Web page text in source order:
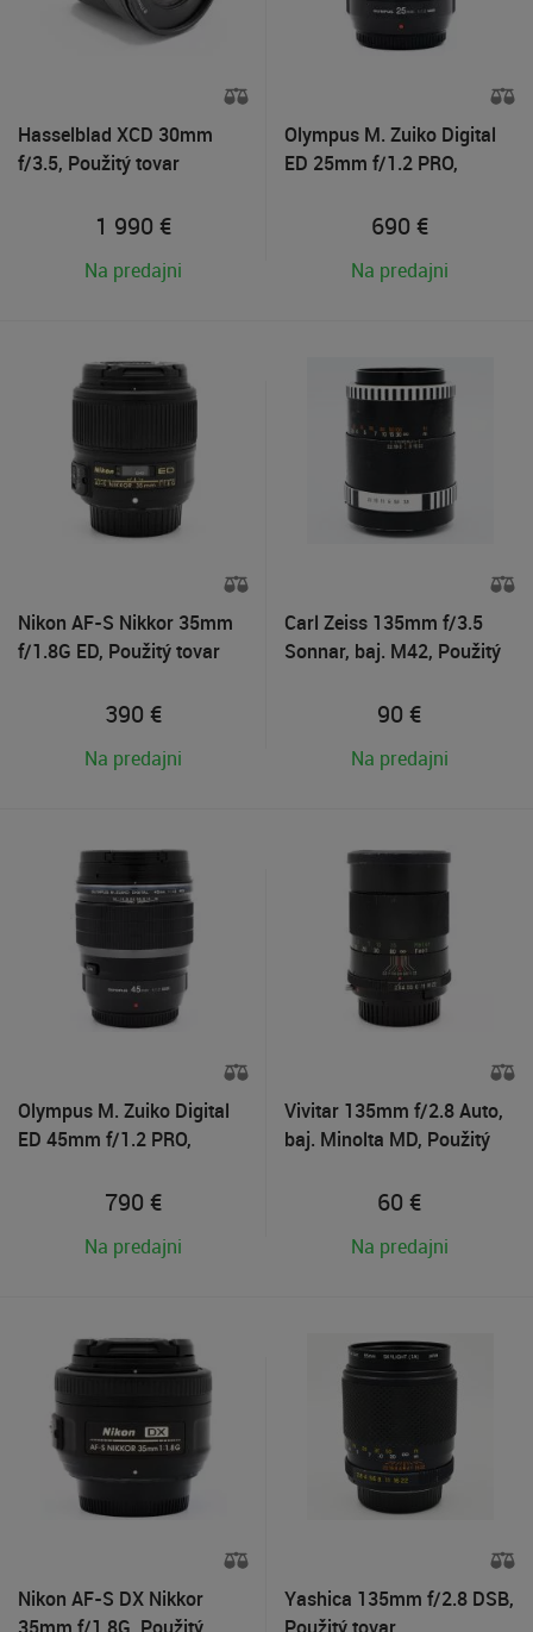
Hasselblad XCD 30mm
f/3.5, Použitý tovar
1 990 €
Na predajni
Olympus M. Zuiko Digital
ED 25mm f/1.2 PRO,
690 €
Na predajni
Nikon AF-S Nikkor 35mm
f/1.8G ED, Použitý tovar
390 €
Na predajni
Carl Zeiss 135mm f/3.5
Sonnar, baj. M42, Použitý
90 €
Na predajni
Olympus M. Zuiko Digital
ED 45mm f/1.2 PRO,
790 €
Na predajni
Vivitar 135mm f/2.8 Auto,
baj. Minolta MD, Použitý
60 €
Na predajni
Nikon AF-S DX Nikkor
Yashica 135mm f/2.8 DSB,